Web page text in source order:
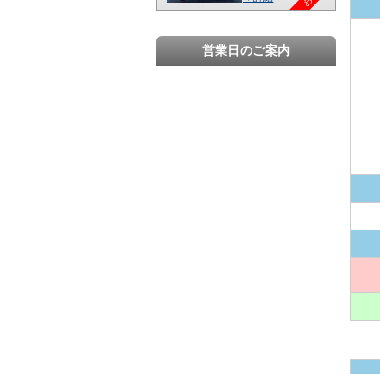
営業日のご案内